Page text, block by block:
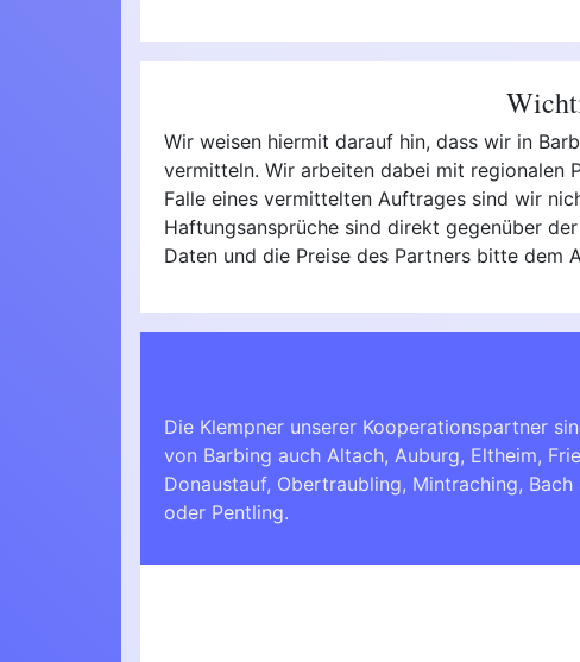
Wir weisen hiermit darauf hin, dass wir in
vermitteln. Wir arbeiten dabei mit regionalen
Falle eines vermittelten Auftrages sind wir
Haftungsansprüche sind direkt gegenüber
Daten und die Preise des Partners bitte dem
Die Klempner unserer Kooperationspartner
von Barbing auch Altach, Auburg, Eltheim,
Donaustauf, Obertraubling, Mintraching, Bach
oder Pentling.